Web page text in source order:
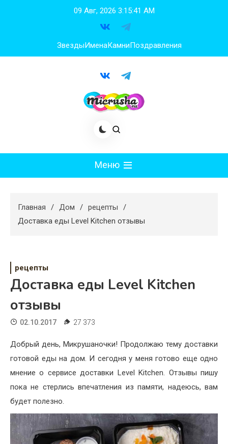
09 Авг, 2026 3:15:42 AM
ЗвездыИменаКамниПоздравления
Меню
Худеем
Свадьба
Жизнь
Хобби
Красота
Недвижимость
Главная Дом
рецепты
Доставка еды Level Kitchen отзывы
рецепты
Доставка еды Level Kitchen
отзывы
02.10.2017 27 373
Добрый день, Микрушаночки! Продолжаю тему доставки
готовой еды на дом. И сегодня у меня готово еще одно
мнение о сервисе доставки Level Kitchen. Отзывы пишу
пока не стерлись впечатления из памяти, надеюсь, вам
будет полезно.